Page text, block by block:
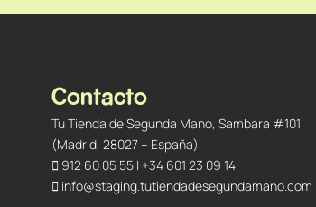
Contacto
Tu Tienda de Segunda Mano, Sambara #101
(Madrid, 28027 – España)
912 60 05 55| +34 601 23 09 14
info@staging.tutiendadesegundamano.com